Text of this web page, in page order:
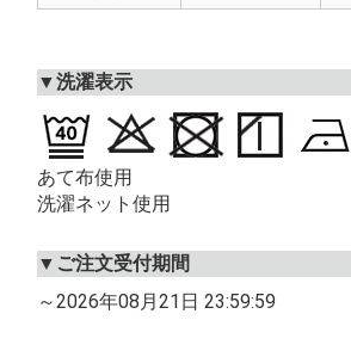
▼洗濯表示
あて布使用
洗濯ネット使用
▼ご注文受付期間
～2026年08月21日 23:59:59